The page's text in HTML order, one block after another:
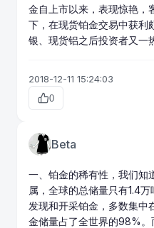
金自上市以来，表现惊艳，
下，在现货铂金交易中获利
银 、现货铝之后投资者又一
2018-12-11 15:24:03
0
Beta
一、铂金的稀有性，我们知
属 ，全球的总储量只有1.4
发现和开采铂金，多数集中
金储量占了全世界的98%